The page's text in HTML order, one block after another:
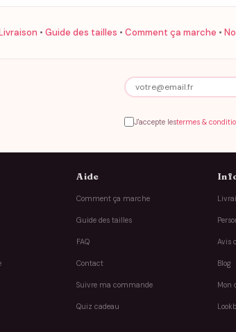
• Guide des tailles • Comment ça marche •
J'accepte lestermes &
Aide
Comment ça marche
Guide des tailles
FAQ
Contact
Suivre ma commande
Quiz cadeau
Avis
Blog
Mon